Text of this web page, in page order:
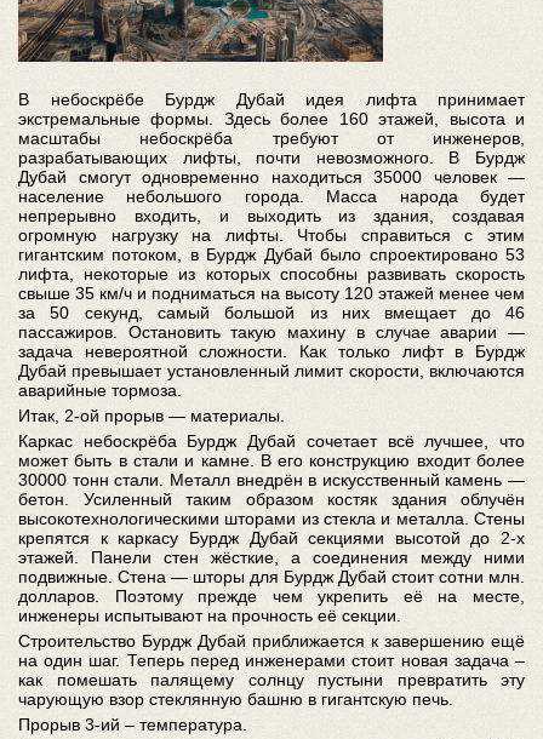
В небоскрёбе Бурдж Дубай идея лифта принимает
экстремальные формы. Здесь более 160 этажей, высота и
масштабы небоскрёба требуют от инженеров,
разрабатывающих лифты, почти невозможного. В Бурдж
Дубай смогут одновременно находиться 35000 человек —
население небольшого города. Масса народа будет
непрерывно входить, и выходить из здания, создавая
огромную нагрузку на лифты. Чтобы справиться с этим
гигантским потоком, в Бурдж Дубай было спроектировано 53
лифта, некоторые из которых способны развивать скорость
свыше 35 км/ч и подниматься на высоту 120 этажей менее чем
за 50 секунд, самый большой из них вмещает до 46
пассажиров. Остановить такую махину в случае аварии —
задача невероятной сложности. Как только лифт в Бурдж
Дубай превышает установленный лимит скорости, включаются
аварийные тормоза.
Итак, 2-ой прорыв — материалы.
Каркас небоскрёба Бурдж Дубай сочетает всё лучшее, что
может быть в стали и камне. В его конструкцию входит более
30000 тонн стали. Металл внедрён в искусственный камень —
бетон. Усиленный таким образом костяк здания облучён
высокотехнологическими шторами из стекла и металла. Стены
крепятся к каркасу Бурдж Дубай секциями высотой до 2-х
этажей. Панели стен жёсткие, а соединения между ними
подвижные. Стена — шторы для Бурдж Дубай стоит сотни млн.
долларов. Поэтому прежде чем укрепить её на месте,
инженеры испытывают на прочность её секции.
Строительство Бурдж Дубай приближается к завершению ещё
на один шаг. Теперь перед инженерами стоит новая задача –
как помешать палящему солнцу пустыни превратить эту
чарующую взор стеклянную башню в гигантскую печь.
Прорыв 3-ий – температура.